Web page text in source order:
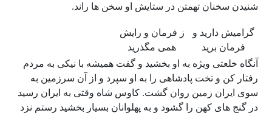
شنیدن سخنان تهمتن در ستایش او سخن ها راند.
گرامیش دارید و
فرمان برید
ز فرمان و رایش
همی مگذرید
آنگاه خلعتی ویژه به او بخشید و گفت همیشه با نیکی به مردم
رفتار کن و تخت پادشاهی را به او سپرد و از آن سرزمین به
سوی ایران زمین روان گشت. کاوس شاه وقتی به ایران رسید
در گنج های کهن را گشود و به پهلوانان بسیار بخشید رستم نزد